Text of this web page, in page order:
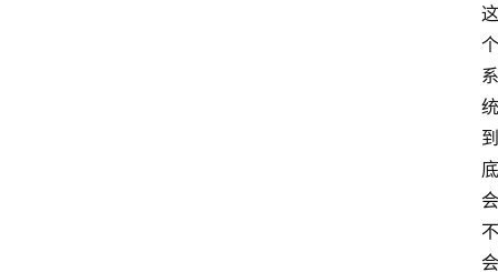
这
个
系
统
到
底
会
不
会